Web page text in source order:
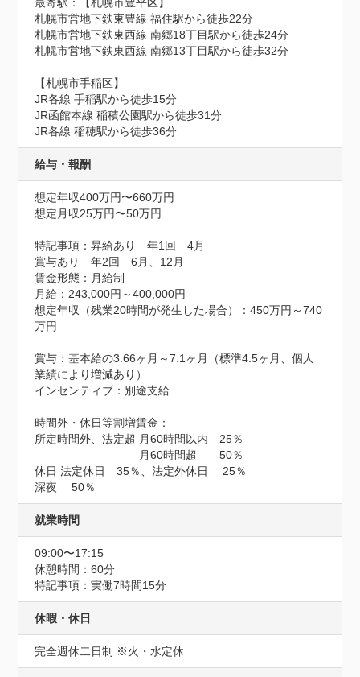
札幌市営地下鉄東豊線 福住駅から徒歩22分
札幌市営地下鉄東西線 南郷18丁目駅から徒歩24分
札幌市営地下鉄東西線 南郷13丁目駅から徒歩32分
【札幌市手稲区】
JR各線 手稲駅から徒歩15分
JR函館本線 稲積公園駅から徒歩31分
JR各線 稲穂駅から徒歩36分
給与・報酬
想定年収400万円〜660万円
想定月収25万円〜50万円
特記事項：昇給あり　年1回　4月
賞与あり　年2回　6月、12月
賃金形態：月給制
月給：243,000円～400,000円
想定年収（残業20時間が発生した場合）：450万円～740
万円
賞与：基本給の3.66ヶ月～7.1ヶ月（標準4.5ヶ月、個人
業績により増減あり）
インセンティブ：別途支給
時間外・休日等割増賃金：
所定時間外、法定超 月60時間以内　25％
月60時間超　　50％
休日 法定休日　35％、法定外休日　 25％
深夜　 50％
就業時間
09:00〜17:15
休憩時間：60分
特記事項：実働7時間15分
休暇・休日
完全週休二日制 ※火・水定休